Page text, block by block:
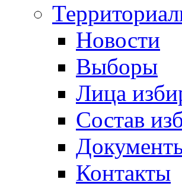
Новости
Выборы
Лица
Состав
Контакты